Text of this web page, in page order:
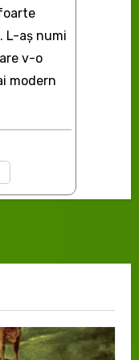
L-aş numi
v-o
modern